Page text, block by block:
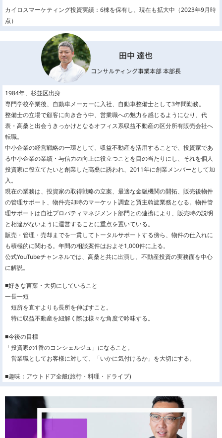
カイロスマーケティング投資実績：6棟を保有し、現在も拡大中（2023年9月時
点）
田中 達也
コンサルティング事業本部 本部長
1984年、杉並区出身
専門学校卒業後、自動車メーカーに入社、自動車整備士として3年間勤務。
整備士の立場で顧客に向き合う中、営業職への魅力を感じるようになり、代
表・高桑と出会うきっかけとなるオフィス系収益不動産の区分所有販売会社へ
転職。
中小企業の経営戦略の一環として、収益不動産を活用することで、投資家であ
る中小企業の業績・与信力の向上に役立つことを目の当たりにし、それを個人
投資家に役立てたいと創業した高桑に誘われ、2011年に創業メンバーとして加
入。
現在の業務は、投資家の取得戦略の立案、最適な金融機関の開拓、販売後物件
の管理サポート、物件売却時のマーケット調査と買主斡旋業務となる。物件管
理サポートは自社プロパティマネジメント部門との連携により、販売時の説明
と相違がないように運営することに重点を置いている。
販売・管理・売却までを一貫してトータルサポートする傍ら、物件の仕入れに
も積極的に関わる。年間の相談案件はおよそ1,000件に上る。
公式YouTubeチャンネルでは、高桑と共に出演し、不動産投資の実務面を中心
に解説。
■好きな言葉・大切にしていること
一長一短
短所を直すよりも長所を伸ばすこと。
特に収益不動産を紐解く際は様々な角度で吟味する。
■今後の目標
「投資家の1番のコンシェルジュ」になること。
営業職としてお客様に対して、「いかに気付けるか」を大切にする。
■趣味：アウトドア全般(旅行・料理・ドライブ)